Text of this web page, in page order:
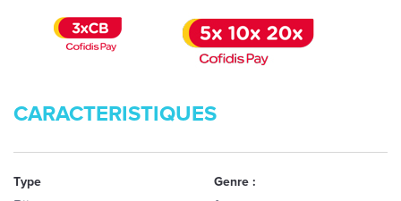
CARACTERISTIQUES
Type Genre :